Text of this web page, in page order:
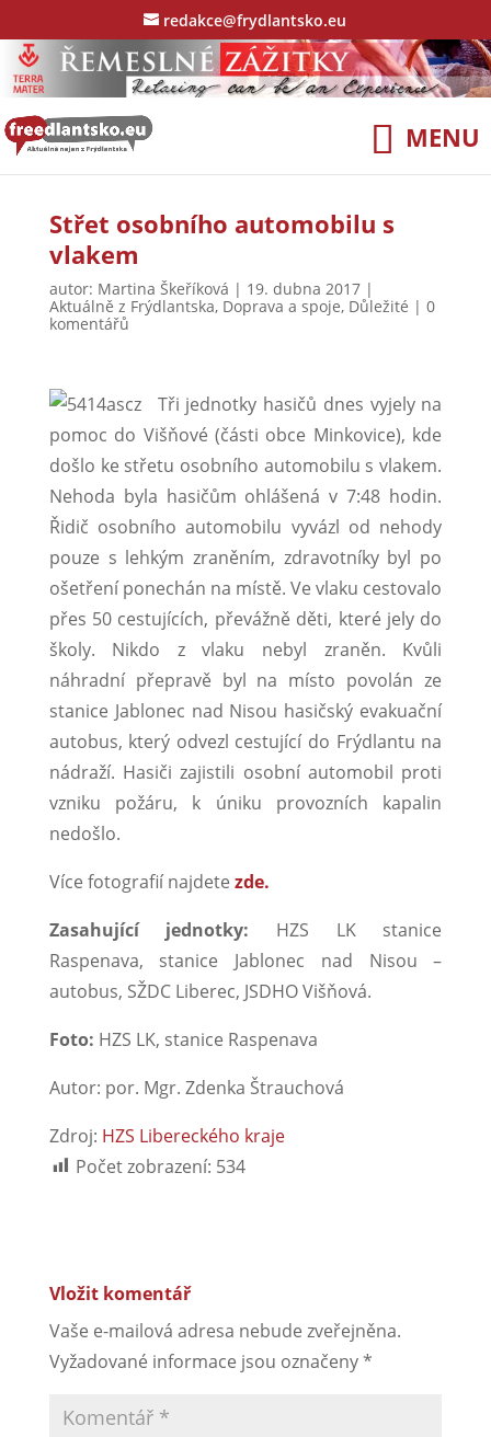
redakce@frydlantsko.eu
Střet osobního automobilu s
vlakem
autor: Martina Škeříková | 19. dubna 2017|
Aktuálně z Frýdlantska, Doprava a spoje, Důležité | 0
komentářů
Tři jednotky hasičů dnes vyjely na
pomoc do Višňové (části obce Minkovice), kde
došlo ke střetu osobního automobilu s vlakem.
Nehoda byla hasičům ohlášená v 7:48 hodin.
Řidič osobního automobilu vyvázl od nehody
pouze s lehkým zraněním, zdravotníky byl po
ošetření ponechán na místě. Ve vlaku cestovalo
přes 50 cestujících, převážně děti, které jely do
školy. Nikdo z vlaku nebyl zraněn. Kvůli
náhradní přepravě byl na místo povolán ze
stanice Jablonec nad Nisou hasičský evakuační
autobus, který odvezl cestující do Frýdlantu na
nádraží. Hasiči zajistili osobní automobil proti
vzniku požáru, k úniku provozních kapalin
nedošlo.
Více fotografií najdete zde.
Zasahující jednotky: HZS LK stanice
Raspenava, stanice Jablonec nad Nisou –
autobus, SŽDC Liberec, JSDHO Višňová.
Foto: HZS LK, stanice Raspenava
Autor: por. Mgr. Zdenka Štrauchová
Zdroj: HZS Libereckého kraje
Počet zobrazení: 534
Vložit komentář
Vaše e-mailová adresa nebude zveřejněna.
Vyžadované informace jsou označeny*